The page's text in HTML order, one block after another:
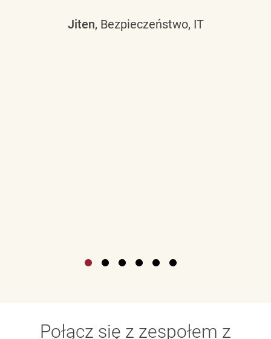
Jiten, Bezpieczeństwo, IT
Połącz się z zespołem z